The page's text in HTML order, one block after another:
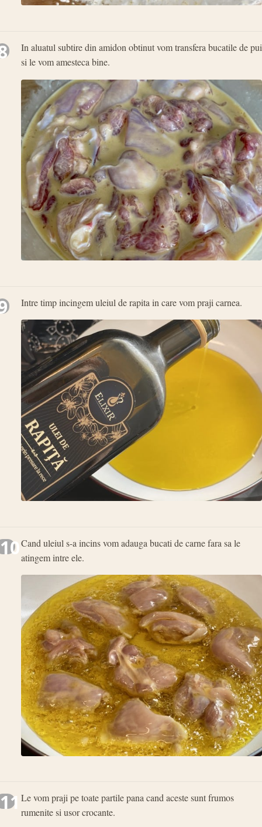
In aluatul subtire din amidon obtinut vom transfera bucatile de pui
si le vom amesteca bine.
Intre timp incingem uleiul de rapita in care vom praji carnea.
10Cand uleiul s-a incins vom adauga bucati de carne fara sa le
atingem intre ele.
11 Le vom praji pe toate partile pana cand aceste sunt frumos
rumenite si usor crocante.